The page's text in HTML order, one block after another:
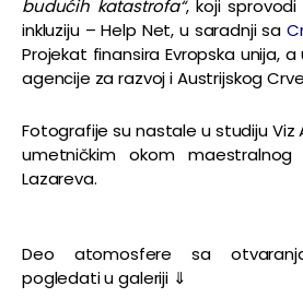
budućih katastrofa“, koji
inkluziju – Help Net, u saradnji sa
Projekat finansira Evropska unija,
agencije za razvoj i Austrijskog
Fotografije su nastale u studiju
umetničkim okom
Lazareva.
Deo atomosfere sa
pogledati u galeriji ⇓